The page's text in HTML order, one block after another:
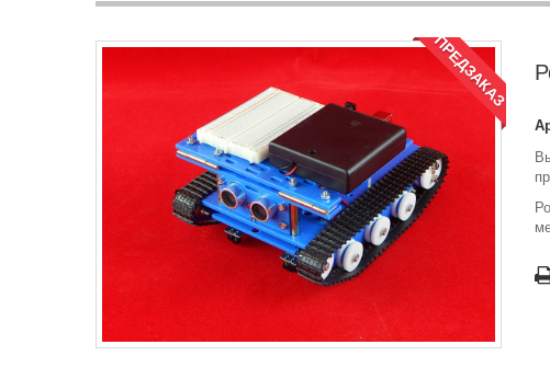
ПРЕДЗАКАЗ